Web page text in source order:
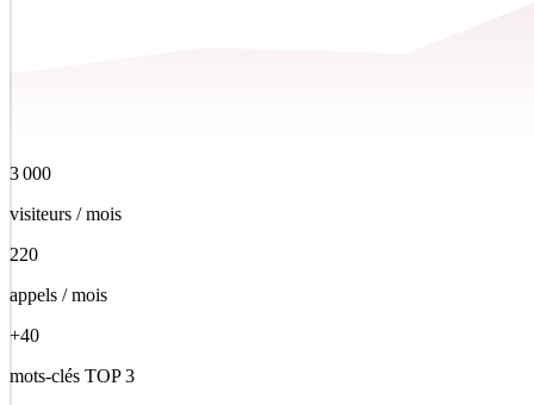
3 000
visiteurs / mois
220
appels / mois
+40
mots-clés TOP 3